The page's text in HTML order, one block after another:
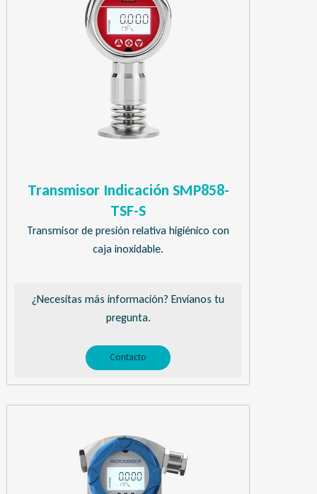
Transmisor Indicación SMP858-
TSF-S
Transmisor de presión relativa higiénico con
caja inoxidable.
¿Necesitas más información? Envíanos tu
pregunta.
Contacto